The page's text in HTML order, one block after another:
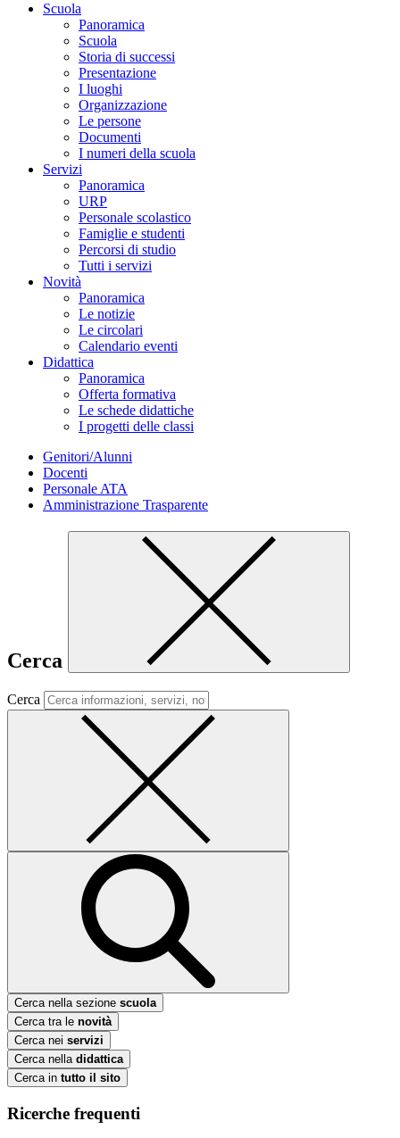
Scuola
Panoramica
Scuola
Storia di successi
Presentazione
I luoghi
Organizzazione
Le persone
Documenti
I numeri della scuola
Servizi
Panoramica
URP
Personale scolastico
Famiglie e studenti
Percorsi di studio
Tutti i servizi
Novità
Panoramica
Le notizie
Le circolari
Calendario eventi
Didattica
Panoramica
Offerta formativa
Le schede didattiche
I progetti delle classi
Genitori/Alunni
Docenti
Personale ATA
Amministrazione Trasparente
Cerca
Cerca
Cerca nella sezione scuola
Cerca tra le novità
Cerca nei servizi
Cerca nella didattica
Cerca in tutto il sito
Ricerche frequenti